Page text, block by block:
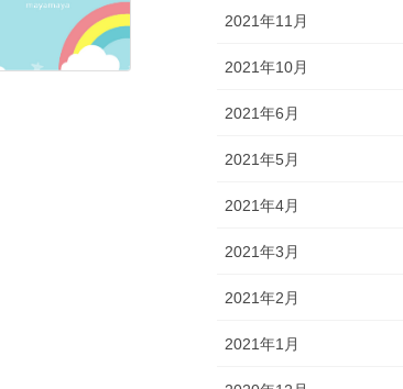
2021年11月
2021年10月
2021年6月
2021年5月
2021年4月
2021年3月
2021年2月
2021年1月